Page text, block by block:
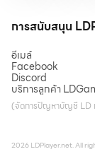
การสนับสนุน
อีเมล์
Facebook
Discord
บริการลูกค้า
(จัดการปัญหาบัญชี LD
2026 LDPlayer.net. All